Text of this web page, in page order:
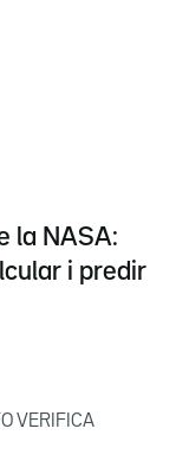
la NASA:
i predir
VERIFICA